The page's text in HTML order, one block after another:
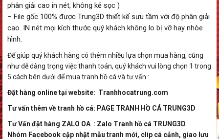
phân giải cao in nét, không kẻ sọc )
– File gốc 100% được Trung3D thiết kế sưu tầm với độ phân giải
cao. IN nét mọi kích thước quý khách không lo bị vỡ hay nhòe
hình.
Để giúp quý khách hàng có thêm nhiều lựa chọn mua hàng, cũng
như dễ dàng trọng việc thanh toán, quý khách vui lòng chọn 1 trong
5 cách bên dưới để mua tranh hồ cá và tư vấn :
Đặt hàng online tại website: Tranhhocatrung.com
Tư vấn thêm về tranh hồ cá: PAGE TRANH HỒ CÁ TRUNG3D
Tư Vấn đặt hàng ZALO OA : Zalo Tranh hồ cá TRUNG3D
Nhóm Facebook cập nhật mẫu tranh mới, clip cá cảnh, giao lưu